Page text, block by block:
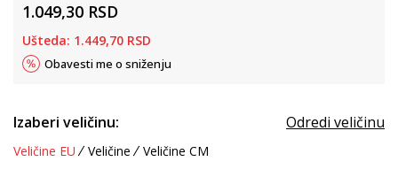
1.049,30 RSD
Ušteda: 1.449,70 RSD
Obavesti me o sniženju
Izaberi veličinu: Odredi veličinu
Veličine EU Veličine Veličine CM